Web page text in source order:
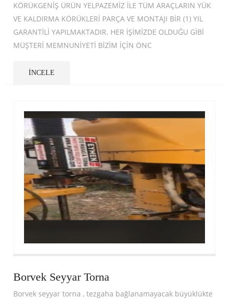
KÖRÜKGENİŞ ÜRÜN YELPAZEMİZ İLE TÜM ARAÇLARIN YÜK
VE KALDIRMA KÖRÜKLERİ PARÇA VE MONTAJI BİR (1) YIL
GARANTİLİ YAPILMAKTADIR. HER İŞİMİZDE OLDUĞU GİBİ
MÜŞTERİ MEMNUNİYETİ BİZİM İÇİN ÖNC
İNCELE
Borvek Seyyar Torna
Borvek seyyar torna , tezgaha bağlanamayacak büyüklükte